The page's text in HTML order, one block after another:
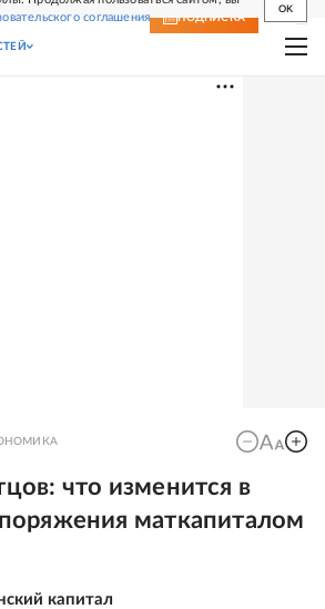
соглашения
OK
ПОДПИСКА
что изменится в
маткапиталом
капитал